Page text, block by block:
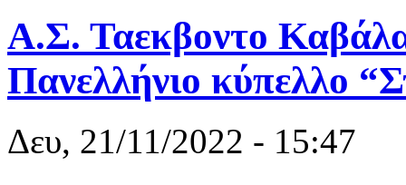
Α.Σ. Ταεκβοντο
Πανελλήνιο κύπελλο
Δευ, 21/11/2022 - 15:47